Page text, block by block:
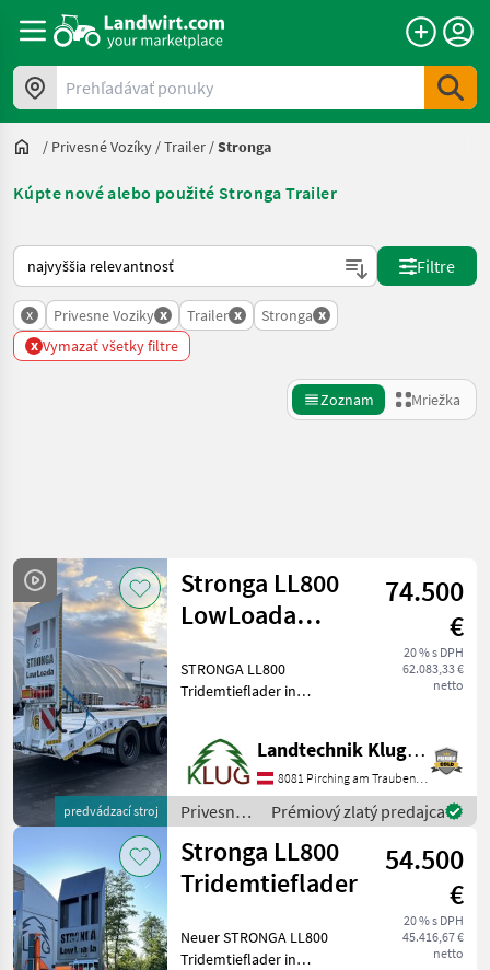
Prehľadávať ponuky
/ Privesné Vozíky /Trailer /Stronga
Kúpte nové alebo použité Stronga Trailer
Takto sa vykonáva triedenie na Landwirt.com
Filtre
x Privesne Voziky x Trailer x Stronga x
x Vymazať všetky filtre
Zoznam Mriežka
Kategória 4 Krajina Filtre
AKTUÁLNA
CESTA
poľnohospodárska
technika
Privesne
Voziky
Trailer
VYBRAŤ
KATEGÓRIU
Stronga
Resetovať
Zobraziť 2
výsledkov
predvádzací stroj
Stronga LL800
LowLoada
74.500
€
20 % s DPH
62.083,33 €
netto
STRONGA LL800
Tridemtieflader in
Ausführung in folgender
Ausstattung: -
Gesamtgewicht 31.000kg
(34to möglich) -
Eigengewicht ca. 7.050kg
Landtechnik Klug e. U.
8081 Pirching am Traubenberg
Privesné
vozíky /
Stronga
Prémiový zlatý predajca
Stronga LL800
Tridemtieflader
54.500
€
20 % s DPH
45.416,67 €
netto
Neuer STRONGA LL800
Tridemtieflader in